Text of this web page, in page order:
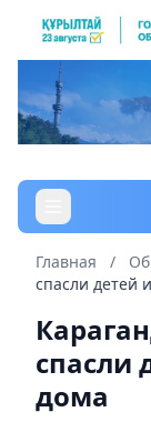
Главная /
спасли детей
спасли
дома